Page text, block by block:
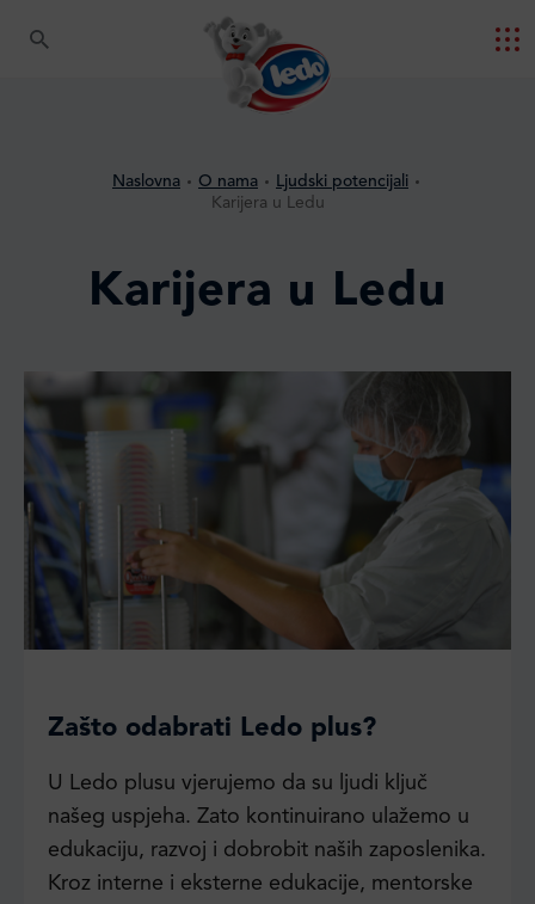
Naslovna O nama
Ljudski potencijali
Karijera u Ledu
Karijera u Ledu
Zašto odabrati Ledo plus?
U Ledo plusu vjerujemo da su ljudi ključ
našeg uspjeha. Zato kontinuirano ulažemo u
edukaciju, razvoj i dobrobit naših zaposlenika.
Kroz interne i eksterne edukacije, mentorske